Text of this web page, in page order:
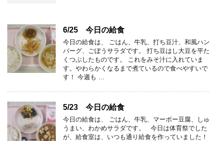
6/25 今日の給食
今日の給食は、 ごはん、牛乳、打ち豆汁、和風ハン
バーグ、ごぼうサラダです。 打ち豆はし大豆を平た
くつぶしたものです。 これをみそ汁に入れていま
す。やわらかくなるまで煮ているので食べやすいで
す！ 今週も …
5/23 今日の給食
今日の給食は、 ごはん、牛乳、マーボー豆腐、しゅ
うまい、わかめサラダです。 今日は体育祭でした
が、給食室は、いつも通り給食を作っていました！